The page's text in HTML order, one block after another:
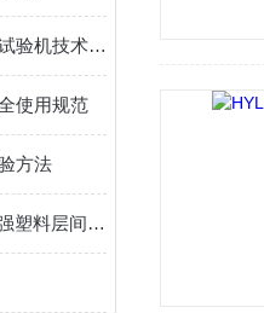
华洋仪器带你走进冲击试验机技术参数的世界
使用规范
方法
GB/T4450-2005纤维增强塑料层间剪切强度试验方法